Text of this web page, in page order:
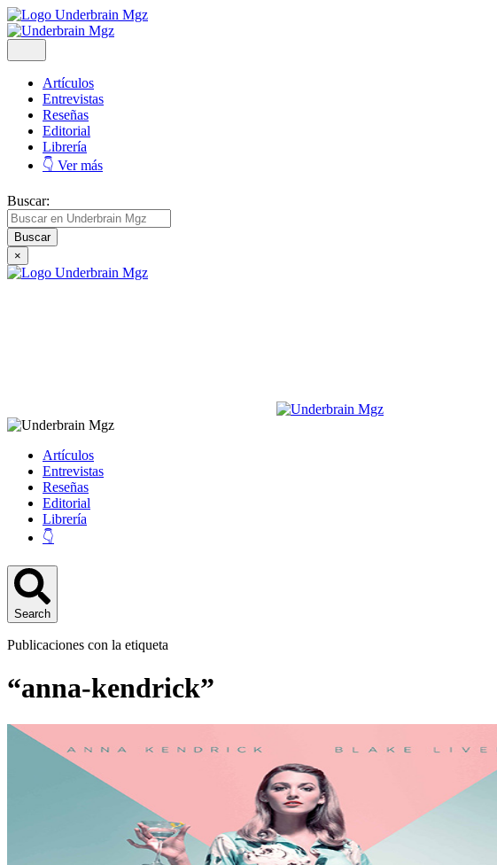
Artículos
Entrevistas
Reseñas
Editorial
Librería
👇 Ver más
Buscar:
×
Artículos
Entrevistas
Reseñas
Editorial
Librería
👇
Search
Publicaciones con la etiqueta
“anna-kendrick”